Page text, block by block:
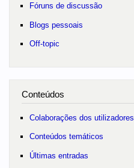
Fóruns de discussão
Blogs pessoais
Off-topic
Conteúdos
Colaborações dos utilizadores
Conteúdos temáticos
Últimas entradas